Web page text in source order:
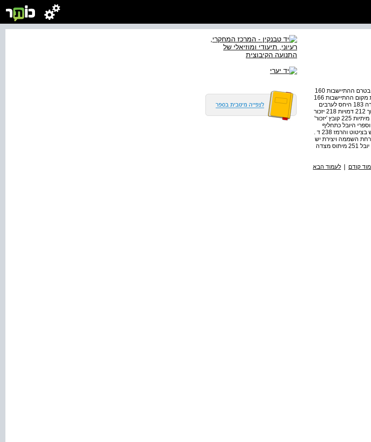
התיישבות 156 בטרם התיישבות 157 א . עברם האישי של החברים 158 ב . קורות הקבוצה בטרם ההתיישבות 160
המקום - רקע גיאוגרפי היסטורי וארכיאולוגי 162 רכישת האדמה , הבטחת מקור מים וקביעת מקום ההתיישבות 166
משק וכלכלה 170 תרבות הקיבוץ 171 חברה ( בין רצוי למצוי ) 178 ביקורת 180 עבודה שכירה 183 היחס לערבים
186 הפילוג בקיבוץ המאוחד 191 חברות בקיבוץ - השוויון בין המינים 196 משפחה 208 חינוך 212 דמויות 218 יזכור
220 פרק שישי : סיפורים ומיתוס 223 ספרי יובל וגיאוגרפיה ספרותית ישראלית 223 תשתיות מיתיות 225 קובץ 'יזכור'
הקיבוץ כהגשמת היהדות וספרי היובל כתחליף
לתורה 233 א . תחושת הייעוד והייחוד 234 ב . השימוש ב"קנקך יהודי מסורתי 235 ג . שימוש בציטוט והרמז 238 ד .
בריאה , הפרחת השממה ויצירת יש
מאין 242 ... המיתוס המקראי . בראשית 244 ' וארשתיך לי לעולם' - המיתוס המקראי בספרי יובל 251 מיתוס מצדה
קודם | לעמוד הבא